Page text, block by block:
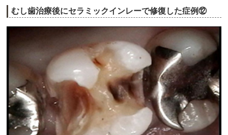
むし歯治療後にセラミックインレーで修復した症例⑫